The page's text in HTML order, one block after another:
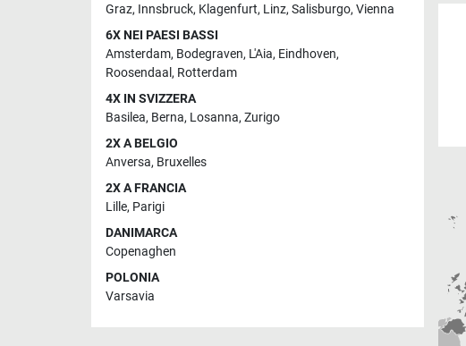
Graz, Innsbruck, Klagenfurt, Linz, Salisburgo, Vienna
6X NEI PAESI BASSI
Amsterdam, Bodegraven, L'Aia, Eindhoven,
Roosendaal , Rotterdam
4X IN SVIZZERA
Basilea, Berna, Losanna, Zurigo
2X A BELGIO
Anversa, Bruxelles
2X A FRANCIA
Lille, Parigi
DANIMARCA
Copenaghen
POLONIA
Varsavia